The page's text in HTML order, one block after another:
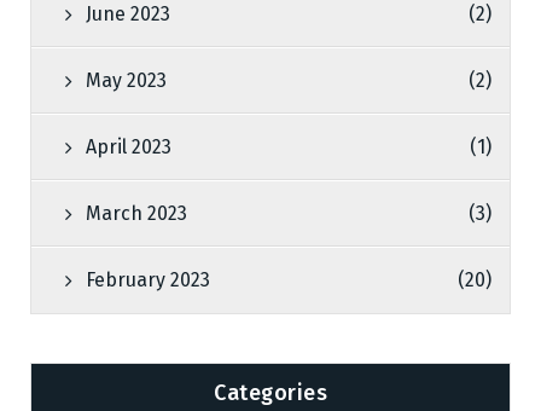
June 2023 (2)
May 2023 (2)
April 2023 (1)
March 2023 (3)
February 2023 (20)
Categories